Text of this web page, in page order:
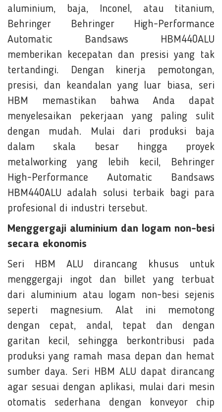
aluminium, baja, Inconel, atau titanium,
Behringer Behringer High-Performance
Automatic Bandsaws HBM440ALU
memberikan kecepatan dan presisi yang tak
tertandingi. Dengan kinerja pemotongan,
presisi, dan keandalan yang luar biasa, seri
HBM memastikan bahwa Anda dapat
menyelesaikan pekerjaan yang paling sulit
dengan mudah. Mulai dari produksi baja
dalam skala besar hingga proyek
metalworking yang lebih kecil, Behringer
High-Performance Automatic Bandsaws
HBM440ALU adalah solusi terbaik bagi para
profesional di industri tersebut.
Menggergaji aluminium dan logam non-besi
secara ekonomis
Seri HBM ALU dirancang khusus untuk
menggergaji ingot dan billet yang terbuat
dari aluminium atau logam non-besi sejenis
seperti magnesium. Alat ini memotong
dengan cepat, andal, tepat dan dengan
garitan kecil, sehingga berkontribusi pada
produksi yang ramah masa depan dan hemat
sumber daya. Seri HBM ALU dapat dirancang
agar sesuai dengan aplikasi, mulai dari mesin
otomatis sederhana dengan konveyor chip